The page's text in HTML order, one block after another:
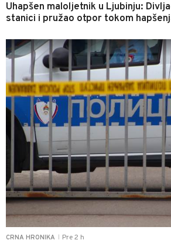
Uhapšen maloljetnik u Ljubinju:
stanici i pružao otpor tokom
CRNA HRONIKA Pre 2 h